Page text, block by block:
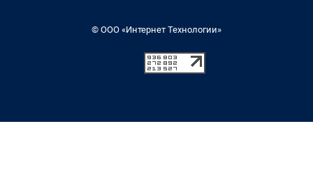
© ООО «Интернет Технологии»